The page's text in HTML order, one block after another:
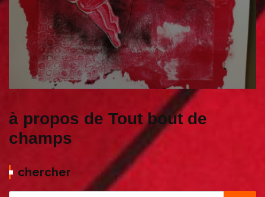
à propos de Tout bout de
champs
chercher